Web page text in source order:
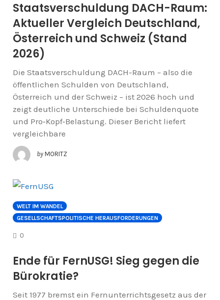
Staatsverschuldung DACH-Raum:
Aktueller Vergleich Deutschland,
Österreich und Schweiz (Stand
2026)
Die Staatsverschuldung DACH-Raum – also die
öffentlichen Schulden von Deutschland,
Österreich und der Schweiz – ist 2026 hoch und
zeigt deutliche Unterschiede bei Schuldenquote
und Pro‑Kopf‑Belastung. Dieser Bericht liefert
vergleichbare
by MORITZ
WELT IM WANDEL
GESELLSCHAFTSPOLITISCHE HERAUSFORDERUNGEN
0
Ende für FernUSG! Sieg gegen die
Bürokratie?
Seit 1977 bremst ein Fernunterrichtsgesetz aus der